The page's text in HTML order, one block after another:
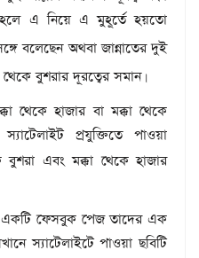
এ নিয়ে এ মুহূর্তে হয়তো
বলেছেন অথবা জান্নাতের দুই
থেকে বুশরার দূরত্বের সমান।
থেকে হাজার বা মক্কা থেকে
স্যাটেলাইট প্রযুক্তিতে পাওয়া
বুশরা এবং মক্কা থেকে হাজার
একটি ফেসবুক পেজ তাদের এক
স্যাটেলাইটে পাওয়া ছবিটি